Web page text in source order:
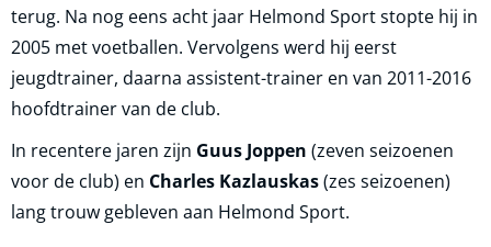
terug. Na nog eens acht jaar Helmond Sport stopte hij in
2005 met voetballen. Vervolgens werd hij eerst
jeugdtrainer, daarna assistent-trainer en van 2011-2016
hoofdtrainer van de club.
In recentere jaren zijn Guus Joppen (zeven seizoenen
voor de club) en Charles Kazlauskas(zes seizoenen)
lang trouw gebleven aan Helmond Sport.